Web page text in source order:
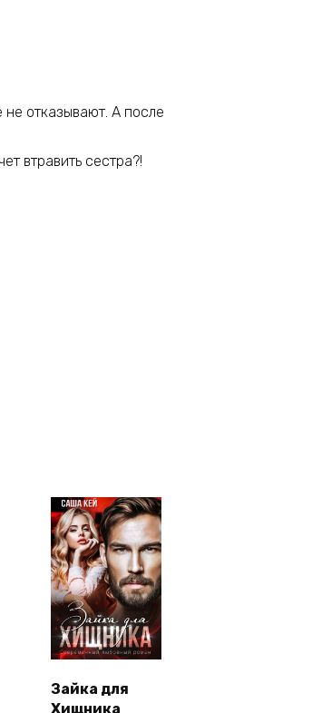
отказывают. А после
втравить сестра?!
Зайка для
Хищника